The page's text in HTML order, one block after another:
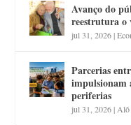
Avanço do
reestrutura o
jul 31, 2026|
Parcerias
impulsionam
periferias
jul 31, 2026| Alô